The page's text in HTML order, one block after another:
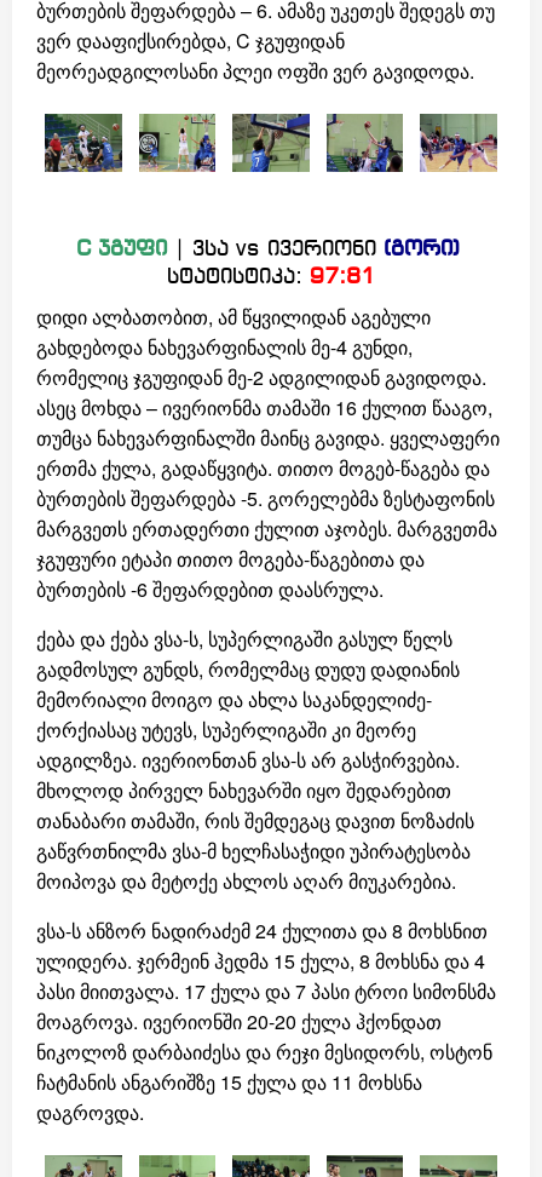
ბურთების შეფარდება – 6. ამაზე უკეთეს შედეგს თუ
ვერ დააფიქსირებდა, C ჯგუფიდან
მეორეადგილოსანი პლეი ოფში ვერ გავიდოდა.
C ჯგუფი | ვსა vs ივერიონი(გორი)
სტატისტიკა: 97:81
დიდი ალბათობით, ამ წყვილიდან აგებული
გახდებოდა ნახევარფინალის მე-4 გუნდი,
რომელიც ჯგუფიდან მე-2 ადგილიდან გავიდოდა.
ასეც მოხდა – ივერიონმა თამაში 16 ქულით წააგო,
თუმცა ნახევარფინალში მაინც გავიდა. ყველაფერი
ერთმა ქულა, გადაწყვიტა. თითო მოგებ-წაგება და
ბურთების შეფარდება -5. გორელებმა ზესტაფონის
მარგვეთს ერთადერთი ქულით აჯობეს. მარგვეთმა
ჯგუფური ეტაპი თითო მოგება-წაგებითა და
ბურთების -6 შეფარდებით დაასრულა.
ქება და ქება ვსა-ს, სუპერლიგაში გასულ წელს
გადმოსულ გუნდს, რომელმაც დუდუ დადიანის
მემორიალი მოიგო და ახლა საკანდელიძე-
ქორქიასაც უტევს, სუპერლიგაში კი მეორე
ადგილზეა. ივერიონთან ვსა-ს არ გასჭირვებია.
მხოლოდ პირველ ნახევარში იყო შედარებით
თანაბარი თამაში, რის შემდეგაც დავით ნოზაძის
გაწვრთნილმა ვსა-მ ხელჩასაჭიდი უპირატესობა
მოიპოვა და მეტოქე ახლოს აღარ მიუკარებია.
ვსა-ს ანზორ ნადირაძემ 24 ქულითა და 8 მოხსნით
ულიდერა. ჯერმეინ ჰედმა 15 ქულა, 8 მოხსნა და 4
პასი მიითვალა. 17 ქულა და 7 პასი ტროი სიმონსმა
მოაგროვა. ივერიონში 20-20 ქულა ჰქონდათ
ნიკოლოზ დარბაიძესა და რეჯი მესიდორს, ოსტონ
ჩატმანის ანგარიშზე 15 ქულა და 11 მოხსნა
დაგროვდა.